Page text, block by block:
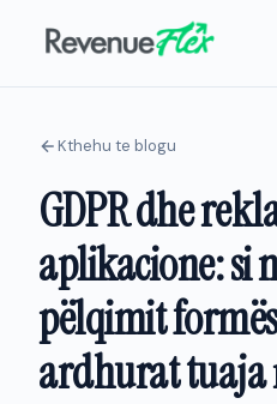
Kthehu te blogu
GDPR dhe
aplikacione: si
pëlqimit
ardhurat